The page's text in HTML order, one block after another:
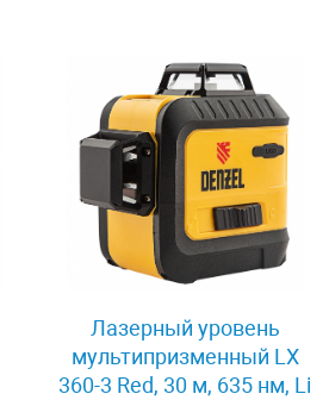
Лазерный уровень
мультипризменный LX
360-3 Red, 30 м, 635 нм, Li